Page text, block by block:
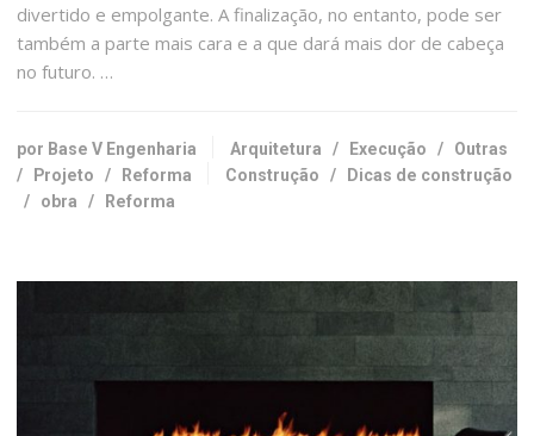
divertido e empolgante. A finalização, no entanto, pode ser
também a parte mais cara e a que dará mais dor de cabeça
no futuro. …
por Base V Engenharia Arquitetura / Execução / Outras
/
Projeto / Reforma Construção /
Dicas de construção
/ obra / Reforma